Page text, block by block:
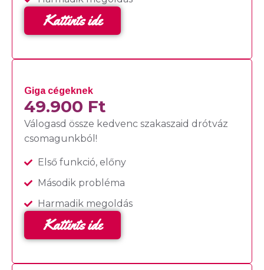
Kattints ide
Giga cégeknek
49.900 Ft
Válogasd össze kedvenc szakaszaid drótváz
csomagunkból!
Első funkció, előny
Második probléma
Harmadik megoldás
Kattints ide